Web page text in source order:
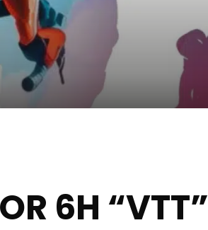
6H “VTT”